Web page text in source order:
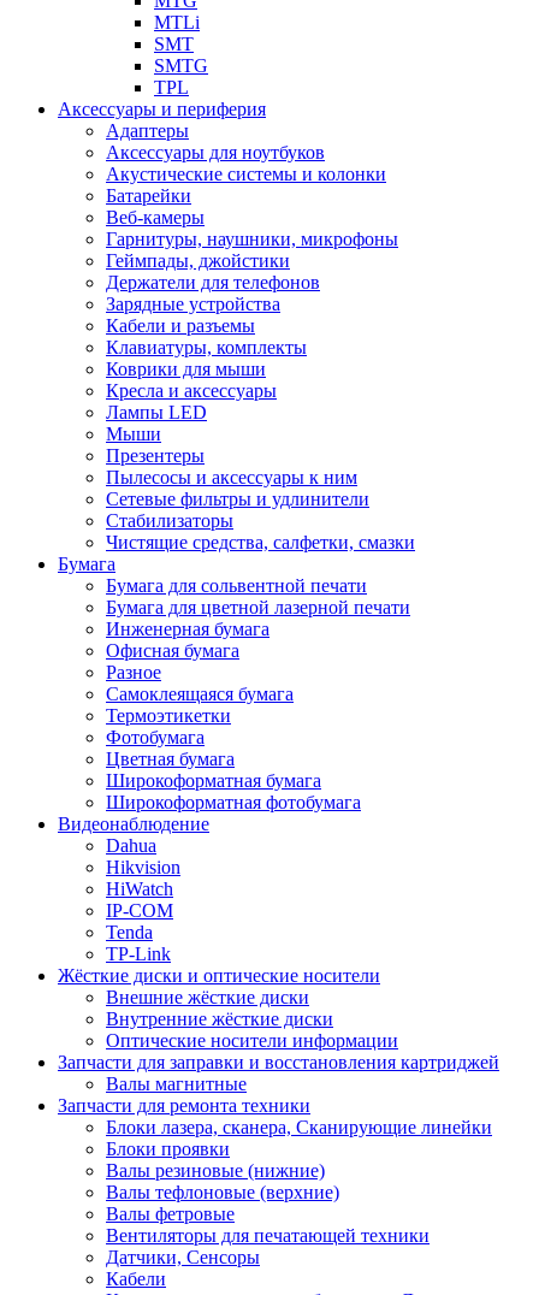
MTLi
SMT
SMTG
TPL
Аксессуары и периферия
Адаптеры
Аксессуары для ноутбуков
Акустические системы и колонки
Батарейки
Веб-камеры
Гарнитуры, наушники, микрофоны
Геймпады, джойстики
Держатели для телефонов
Зарядные устройства
Кабели и разъемы
Клавиатуры, комплекты
Коврики для мыши
Кресла и аксессуары
Лампы LED
Мыши
Презентеры
Пылесосы и аксессуары к ним
Сетевые фильтры и удлинители
Стабилизаторы
Чистящие средства, салфетки, смазки
Бумага
Бумага для сольвентной печати
Бумага для цветной лазерной печати
Инженерная бумага
Офисная бумага
Разное
Самоклеящаяся бумага
Термоэтикетки
Фотобумага
Цветная бумага
Широкоформатная бумага
Широкоформатная фотобумага
Видеонаблюдение
Dahua
Hikvision
HiWatch
IP-COM
Tenda
TP-Link
Жёсткие диски и оптические носители
Внешние жёсткие диски
Внутренние жёсткие диски
Оптические носители информации
Запчасти для заправки и восстановления картриджей
Валы магнитные
Запчасти для ремонта техники
Блоки лазера, сканера, Сканирующие линейки
Блоки проявки
Валы резиновые (нижние)
Валы тефлоновые (верхние)
Валы фетровые
Вентиляторы для печатающей техники
Датчики, Сенсоры
Кабели